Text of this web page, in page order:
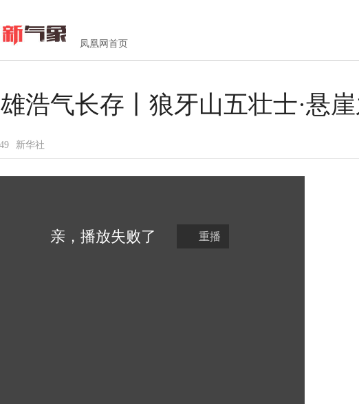
凤凰网首页
浩气长存丨狼牙山五壮士·悬
新华社
亲，播放失败了 重播